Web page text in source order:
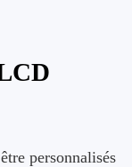
personnalisés